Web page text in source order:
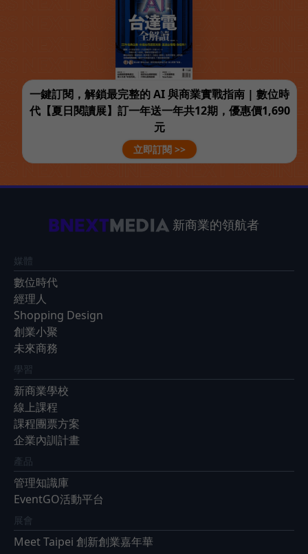
一鍵訂閱，解鎖最完整的 AI 與商業實戰指南 | 數位時
代【夏日閱讀展】訂一年送一年共12期，優惠價1,690
元
立即訂閱 >>
新商業的領航者
媒體
數位時代
經理人
Shopping Design
創業小聚
未來商務
學習
新商業學校
線上課程
課程團票方案
企業內訓計畫
產品
管理知識庫
EventGO活動平台
展會
Meet Taipei 創新創業嘉年華